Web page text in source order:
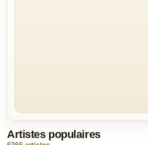
Artistes populaires